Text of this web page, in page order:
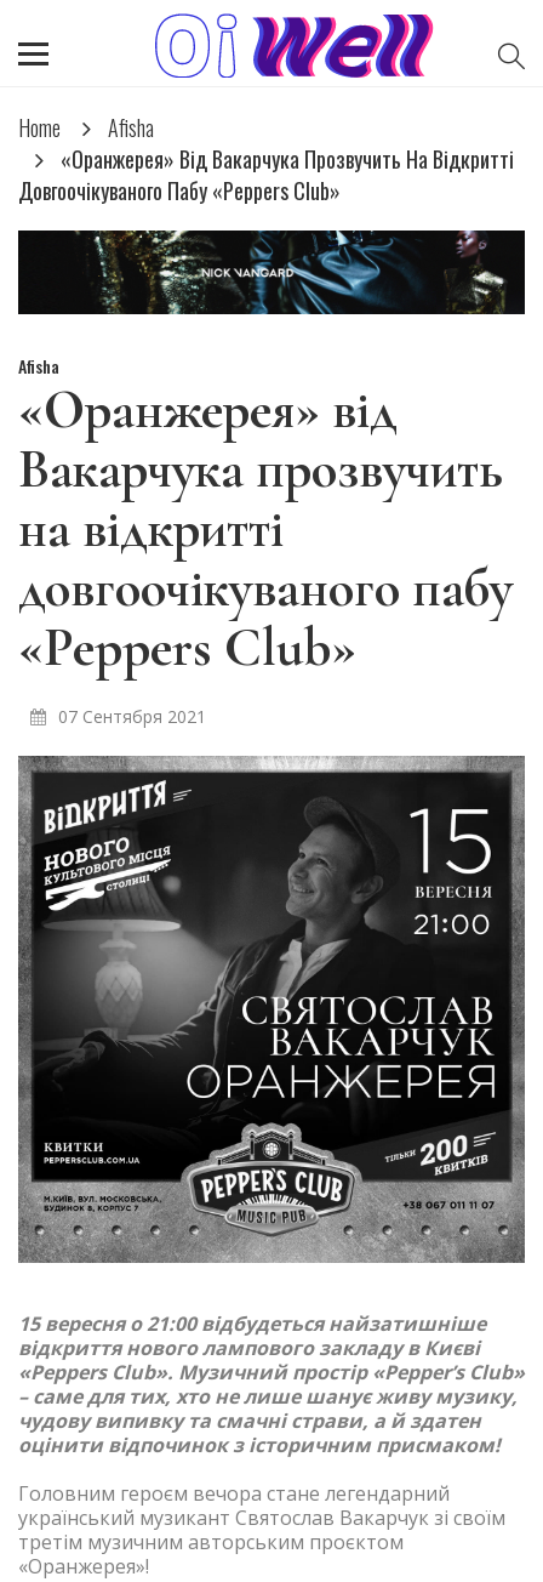
Home
Afisha
«Оранжерея» Від Вакарчука Прозвучить На Відкритті
Довгоочікуваного Пабу «Peppers Club»
Afisha
«Оранжерея» від
Вакарчука прозвучить
на відкритті
довгоочікуваного пабу
«Peppers Club»
07 Сентября 2021
15 вересня о 21:00 відбудеться найзатишніше
відкриття нового лампового закладу в Києві
«Peppers Club». Музичний простір «Pepper’s Club»
– саме для тих, хто не лише шанує живу музику,
чудову випивку та смачні страви, а й здатен
оцінити відпочинок з історичним присмаком!
Головним героєм вечора стане легендарний
український музикант Святослав Вакарчук зі своїм
третім музичним авторським проєктом
«Оранжерея»!